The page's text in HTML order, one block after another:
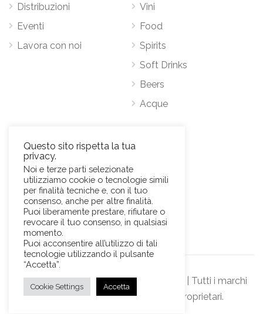
Distribuzioni
Eventi
Lavora con noi
Vini
Food
Spirits
Soft Drinks
Beers
Acque
Via Antonio Pacinotti 63, 00146 Roma
Mob.+39 3384389569
E-Mail:news@sviluppohoreca.it
© Sviluppo Horeca s.r.l. Official Website | Tutti i marchi
rappresentati sono dei rispettivi proprietari.
Questo sito rispetta la tua
privacy.
Noi e terze parti selezionate
utilizziamo cookie o tecnologie simili
per finalità tecniche e, con il tuo
consenso, anche per altre finalità.
Puoi liberamente prestare, rifiutare o
revocare il tuo consenso, in qualsiasi
momento.
Puoi acconsentire all’utilizzo di tali
tecnologie utilizzando il pulsante
“Accetta”.
Cookie Settings Accetta